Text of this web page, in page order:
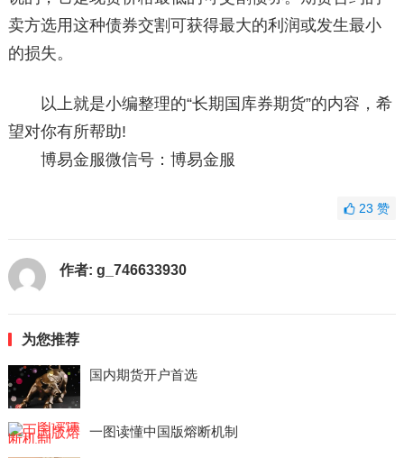
卖方选用这种债券交割可获得最大的利润或发生最小
的损失。
以上就是小编整理的“长期国库券期货”的内容，希
望对你有所帮助!
博易金服微信号：博易金服
23赞
作者: g_746633930
为您推荐
国内期货开户首选
一图读懂中国版熔断机制